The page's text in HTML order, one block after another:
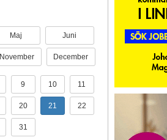
Maj Juni
November December
9 10 11
20 21 22
31